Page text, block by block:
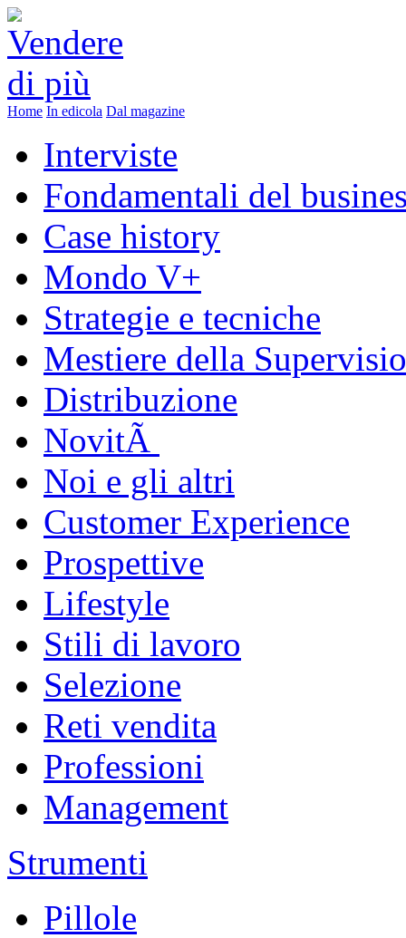
Home In edicola Dal magazine
Interviste
Fondamentali del
Case history
Mondo V+
Strategie e tecniche
Mestiere della
Distribuzione
NovitÃ
Noi e gli altri
Customer Experience
Prospettive
Lifestyle
Stili di lavoro
Selezione
Reti vendita
Professioni
Management
Strumenti
Pillole